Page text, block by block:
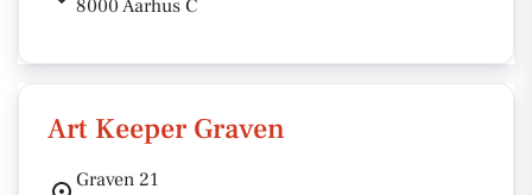
8000 Aarhus C
Art Keeper Graven
Graven 21